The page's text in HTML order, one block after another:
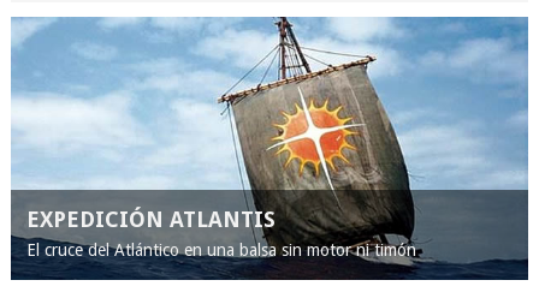
EXPEDICIÓN ATLANTIS
El cruce del Atlántico en una balsa sin motor ni timón